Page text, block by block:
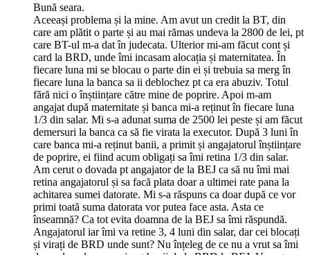
Bună seara.
Aceeași problema și la mine. Am avut un credit la BT, din
care am plătit o parte și au mai rămas undeva la 2800 de lei, pt
care BT-ul m-a dat în judecata. Ulterior mi-am făcut cont și
card la BRD, unde îmi incasam alocația și maternitatea. În
fiecare luna mi se blocau o parte din ei și trebuia sa merg în
fiecare luna la banca sa ii deblochez pt ca era abuziv. Totul
fără nici o înștiințare către mine de poprire. Apoi m-am
angajat după maternitate și banca mi-a reținut în fiecare luna
1/3 din salar. Mi s-a adunat suma de 2500 lei peste și am făcut
demersuri la banca ca să fie virata la executor. După 3 luni în
care banca mi-a reținut banii, a primit și angajatorul înștiințare
de poprire, ei fiind acum obligați sa îmi retina 1/3 din salar.
Am cerut o dovada pt angajator de la BEJ ca să nu îmi mai
retina angajatorul și sa facă plata doar a ultimei rate pana la
achitarea sumei datorate. Mi s-a răspuns ca doar după ce vor
primi toată suma datorata vor putea face asta. Asta ce
înseamnă? Ca tot evita doamna de la BEJ sa îmi răspundă.
Angajatorul iar îmi va retine 3, 4 luni din salar, dar cei blocați
și virați de BRD unde sunt? Nu înțeleg de ce nu a vrut sa îmi